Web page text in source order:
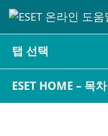
탭 선택
ESET HOME – 목차